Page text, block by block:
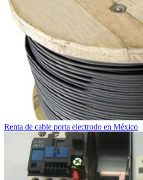
Renta de cable porta electrodo en México